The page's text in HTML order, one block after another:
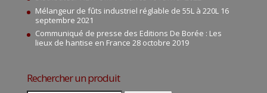
Mélangeur de fûts industriel réglable de 55L à 220L 16
septembre 2021
Communiqué de presse des Editions De Borée : Les
lieux de hantise en France 28 octobre 2019
Rechercher un produit